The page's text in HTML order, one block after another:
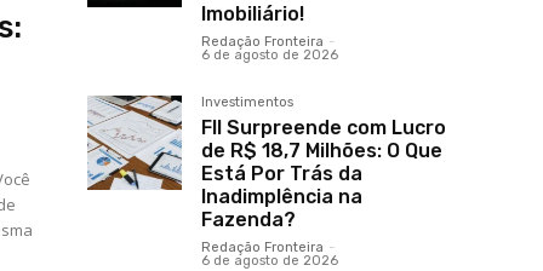
Imobiliário!
Redação Fronteira -
6 de agosto de 2026
Investimentos
FII Surpreende com Lucro
de R$ 18,7 Milhões: O Que
Está Por Trás da
Inadimplência na
Fazenda?
Redação Fronteira -
6 de agosto de 2026